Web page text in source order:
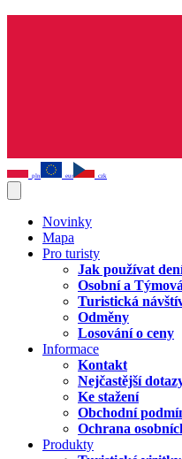
pln eur czk
Novinky
Mapa
Pro turisty
Jak používat
Osobní a
Turistická
Odměny
Losování o ceny
Informace
Kontakt
Nejčastější
Ke stažení
Obchodní
Ochrana
Produkty